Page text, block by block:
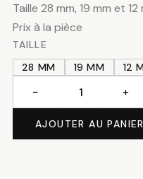
Taille 28 mm, 19 mm et 12
Prix à la pièce
TAILLE
28 MM
19 MM 12
Goutte
− +
AJOUTER AU PANIER